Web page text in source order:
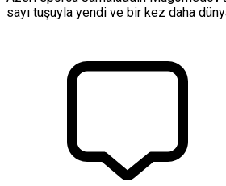
sayı tuşuyla yendi ve bir kez daha